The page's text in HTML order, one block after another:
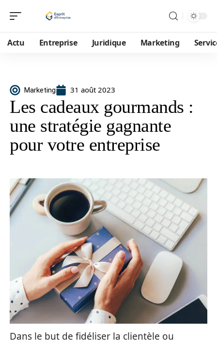
Actu Entreprise Juridique Marketing
Marketing 31 août 2023
Les cadeaux gourmands :
une stratégie gagnante
pour votre entreprise
Dans le but de fidéliser la clientèle ou